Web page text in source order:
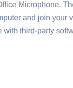
Microphone.
and join
third-party